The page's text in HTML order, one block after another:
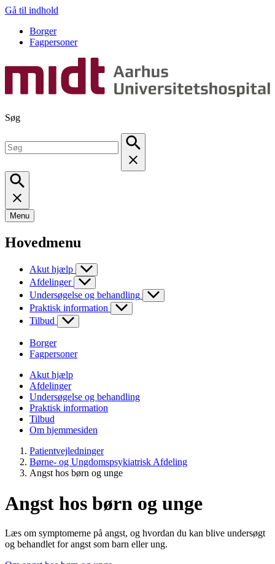
Gå til indhold
Borger
Fagpersoner
Søg
Menu
Hovedmenu
Akut hjælp
Afdelinger
Undersøgelse og behandling
Praktisk information
Tilbud
Borger
Fagpersoner
Akut hjælp
Afdelinger
Undersøgelse og behandling
Praktisk information
Tilbud
Om hjemmesiden
Patientvejledninger
Børne- og Ungdomspsykiatrisk Afdeling
Angst hos børn og unge
Angst hos børn og unge
Læs om symptomerne på angst, og hvordan du kan blive undersøgt
og behandlet for angst som barn eller ung.